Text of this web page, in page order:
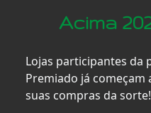
Acima
Lojas participantes da
Premiado já
suas compras da sorte!